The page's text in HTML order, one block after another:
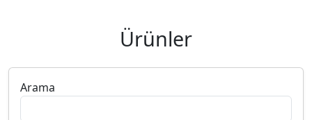
Ürünler
Arama